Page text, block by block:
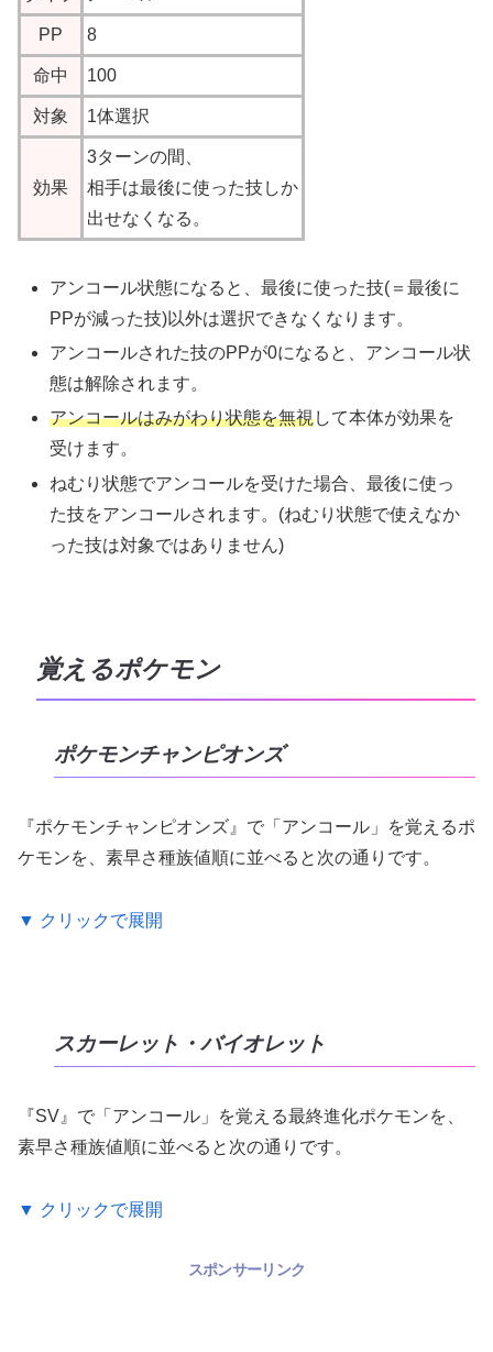
PP 8
命中 100
対象 1体選択
効果
3ターンの間、
相手は最後に使った技しか
出せなくなる。
アンコール状態になると、最後に使った技(＝最後に
PPが減った技)以外は選択できなくなります。
アンコールされた技のPPが0になると、アンコール状
態は解除されます。
アンコールはみがわり状態を無視して本体が効果を
受けます。
ねむり状態でアンコールを受けた場合、最後に使っ
た技をアンコールされます。(ねむり状態で使えなか
った技は対象ではありません)
覚えるポケモン
ポケモンチャンピオンズ
『ポケモンチャンピオンズ』で「アンコール」を覚えるポ
ケモンを、素早さ種族値順に並べると次の通りです。
▼ クリックで展開
スカーレット・バイオレット
『SV』で「アンコール」を覚える最終進化ポケモンを、
素早さ種族値順に並べると次の通りです。
▼ クリックで展開
スポンサーリンク